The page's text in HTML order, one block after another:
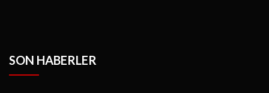
SON HABERLER